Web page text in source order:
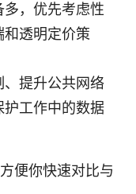
，优先考虑性
和透明定价策
提升公共网络
护工作中的数据
便你快速对比与